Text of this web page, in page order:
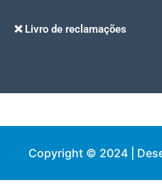
❌ Livro de reclamações
Copyright © 2024 |